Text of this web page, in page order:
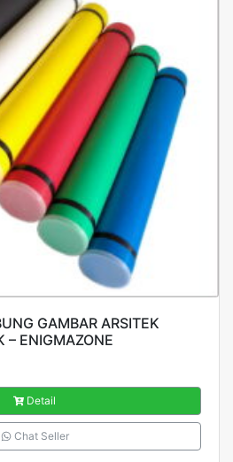
GAMBAR ARSITEK
– ENIGMAZONE
Detail
Chat Seller